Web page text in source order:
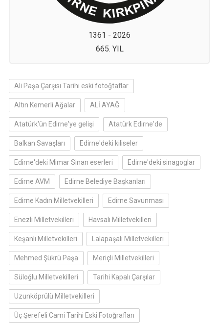
1361 - 2026
665. YIL
Ali Paşa Çarşısı Tarihi eski fotoğtaflar
Altın Kemerli Ağalar ALİ AYAĞ
Atatürk'ün Edirne'ye gelişi Atatürk Edirne'de
Balkan Savaşları Edirne'deki kiliseler
Edirne'deki Mimar Sinan eserleri Edirne'deki sinagoglar
Edirne AVM Edirne Belediye Başkanları
Edirne Kadın Milletvekilleri Edirne Savunması
Enezli Milletvekilleri Havsalı Milletvekilleri
Keşanlı Milletvekilleri Lalapaşalı Milletvekilleri
Mehmed Şükrü Paşa Meriçli Milletvekilleri
Süloğlu Milletvekilleri Tarihi Kapalı Çarşılar
Uzunköprülü Milletvekilleri
Üç Şerefeli Cami Tarihi Eski Fotoğrafları